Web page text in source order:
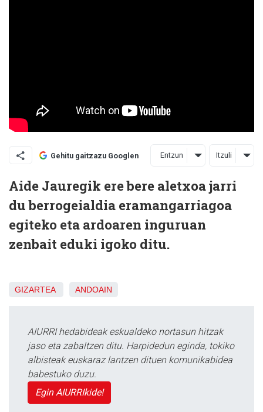
Gehitu gaitzazu Googlen Entzun Itzuli
Aide Jauregik ere bere aletxoa jarri
du berrogeialdia eramangarriagoa
egiteko eta ardoaren inguruan
zenbait eduki igoko ditu.
GIZARTEA ANDOAIN
AIURRI hedabideak eskualdeko nortasun hitzak
jaso eta zabaltzen ditu. Harpidedun eginda, tokiko
albisteak euskaraz lantzen dituen komunikabidea
babestuko duzu.
Egin AIURRIkide!